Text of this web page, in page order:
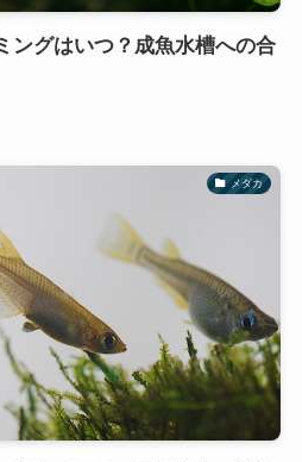
ングはいつ？成魚水槽への合
メダカ